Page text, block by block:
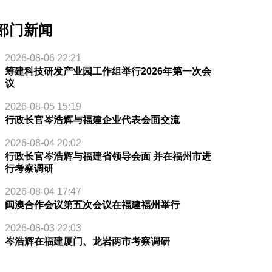
门新闻
2026-08-06 22:21
筹建科技研发产业园工作组举行2026年第一次会
议
2026-08-05 15:19
行政长官岑浩辉与福建企业代表会面交流
2026-08-04 20:02
行政长官岑浩辉与福建省领导会面 并在福州市进
行考察调研
2026-08-04 17:47
闽澳合作会议第五次会议在福建福州举行
2026-08-03 22:03
岑浩辉在福建厦门、龙岩两市考察调研